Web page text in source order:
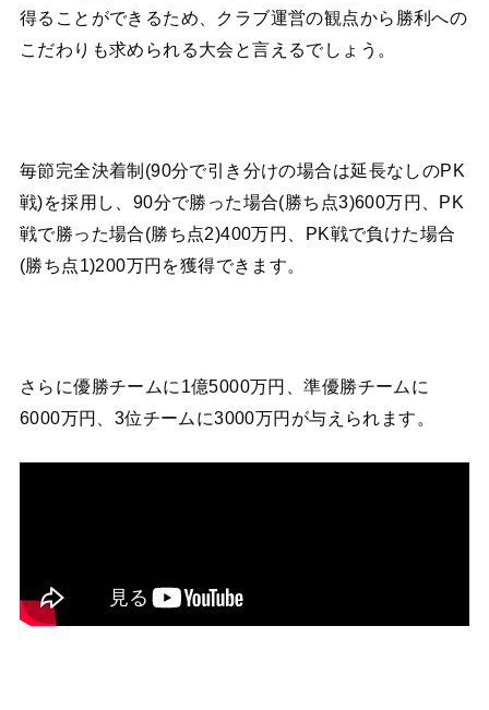
得ることができるため、クラブ運営の観点から勝利への
こだわりも求められる大会と言えるでしょう。
毎節完全決着制(90分で引き分けの場合は延長なしのPK
戦)を採用し、90分で勝った場合(勝ち点3)600万円、PK
戦で勝った場合(勝ち点2)400万円、PK戦で負けた場合
(勝ち点1)200万円を獲得できます。
さらに優勝チームに1億5000万円、準優勝チームに
6000万円、3位チームに3000万円が与えられます。